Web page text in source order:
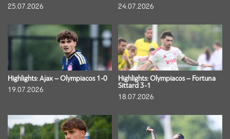
25.07.2026
24.07.2026
Highlights: Ajax – Olympiacos 1-0
19.07.2026
Highlights: Olympiacos – Fortuna
Sittard 3-1
18.07.2026